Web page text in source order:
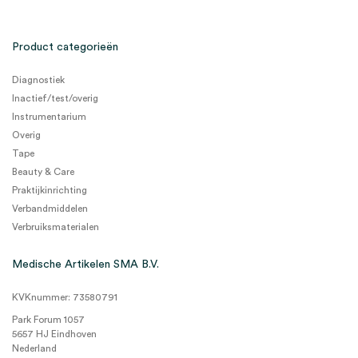
Product categorieën
Diagnostiek
Inactief/test/overig
Instrumentarium
Overig
Tape
Beauty & Care
Praktijkinrichting
Verbandmiddelen
Verbruiksmaterialen
Medische Artikelen SMA B.V.
KVKnummer: 73580791
Park Forum 1057
5657 HJ Eindhoven
Nederland